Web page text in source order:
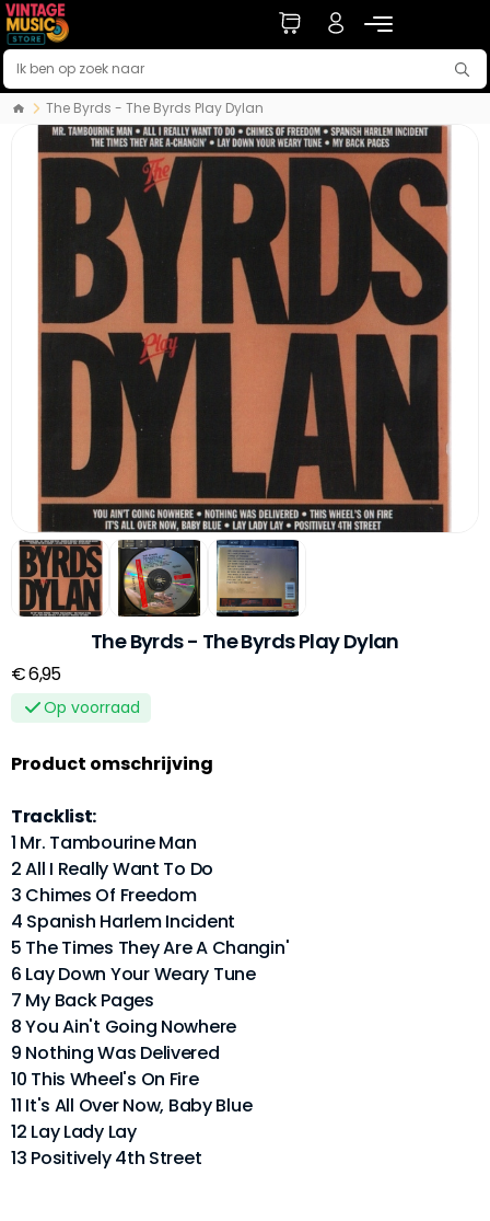
The Byrds - The Byrds Play Dylan
The Byrds - The Byrds Play Dylan
€ 6,95
Op voorraad
Product omschrijving
Tracklist:
1 Mr. Tambourine Man
2 All I Really Want To Do
3 Chimes Of Freedom
4 Spanish Harlem Incident
5 The Times They Are A Changin'
6 Lay Down Your Weary Tune
7 My Back Pages
8 You Ain't Going Nowhere
9 Nothing Was Delivered
10 This Wheel's On Fire
11 It's All Over Now, Baby Blue
12 Lay Lady Lay
13 Positively 4th Street